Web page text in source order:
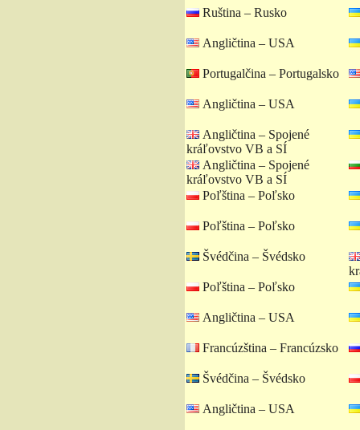
Ruština – Rusko
Angličtina – USA
Portugalčina – Portugalsko
Angličtina – USA
Angličtina – Spojené
kráľovstvo VB a SÍ
Angličtina – Spojené
kráľovstvo VB a SÍ
Poľština – Poľsko
Poľština – Poľsko
Švédčina – Švédsko
Poľština – Poľsko
Angličtina – USA
Francúzština – Francúzsko
Švédčina – Švédsko
Angličtina – USA